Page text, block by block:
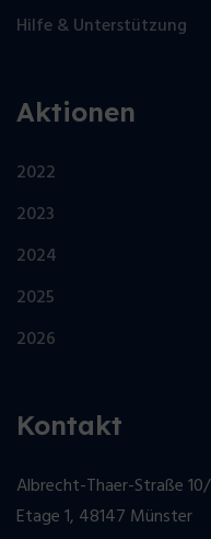
Hilfe & Unterstützung
Aktionen
2022
2023
2024
2025
2026
Kontakt
Albrecht-Thaer-Straße 10/
Etage 1, 48147 Münster